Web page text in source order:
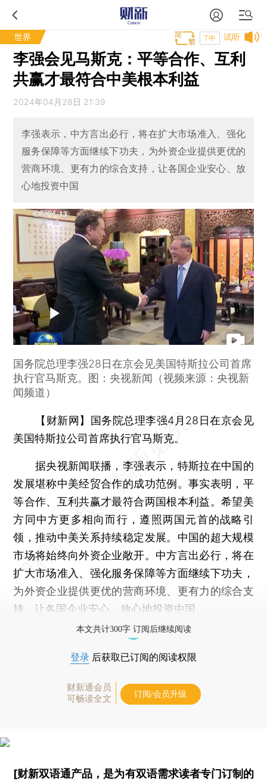
世界 试听
T中
李强会见马斯克：平等合作、互利
共赢才最符合中美根本利益
2024年04月28日 21:39
李强表示，中方言出必行，将在扩大市场准入、强化
服务保障等方面继续下功夫，为外资企业提供更优的
营商环境、更有力的综合支持，让各国企业安心、放
心地投资中国
国务院总理李强28日在京会见美国特斯拉公司首席
执行官马斯克。图：央视新闻（视频来源：央视新
闻频道）
【财新网】
国务院总理李强4月28日在京会见
美国特斯拉公司首席执行官马斯克。
据央视新闻联播，李强表示，特斯拉在中国的
发展堪称中美经贸合作的成功范例。事实表明，平
等合作、互利共赢才最符合两国根本利益。希望美
方同中方更多相向而行，遵照两国元首的战略引
领，推动中美关系持续稳定发展。中国的超大规模
市场将始终向外资企业敞开。中方言出必行，将在
扩大市场准入、强化服务保障等方面继续下功夫，
为外资企业提供更优的营商环境、更有力的综合支
持，让各国企业安心、放心地投资中国。
本文共计300字 订阅后继续阅读
登录 后获取已订阅的阅读权限
财新通会员
可畅读全文
订阅/会员升级
[财新双语通产品，是为有双语需求读者专门订制的